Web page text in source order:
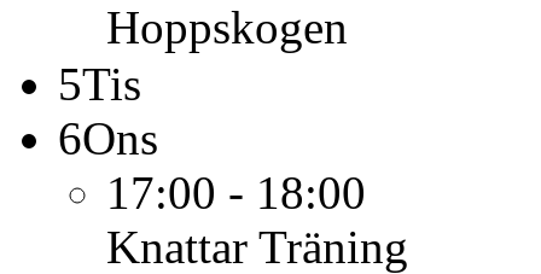
Hoppskogen
5Tis
6Ons
17:00 - 18:00
Knattar Träning